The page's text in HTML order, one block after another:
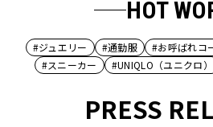
HOT
#ジュエリー #通勤服 #お呼ばれコ
#スニーカー
#UNIQLO（ユニクロ）
PRESS